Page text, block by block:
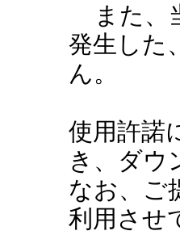
また、
発生した
ん。
使用許諾
き、ダウ
なお、ご
利用させ